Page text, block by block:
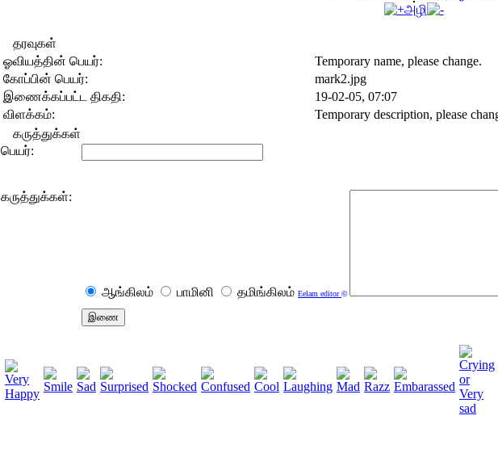
அழி
தரவுகள்
ஓவியத்தின் பெயர்:
Temporary name, please change.
கோப்பின் பெயர்:
mark2.jpg
இணைக்கப்பட்ட திகதி:
19-02-05, 07:07
விளக்கம்:
Temporary description, please
கருத்துக்கள்
பெயர்:
கருத்துக்கள்:
ஆங்கிலம் பாமினி தமிங்கிலம் Eelam editor©